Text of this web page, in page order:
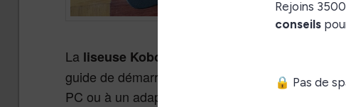
La liseuse Kobo Nia
guide de démarrage rapide, une carte de
PC ou à un adaptateur secteur.